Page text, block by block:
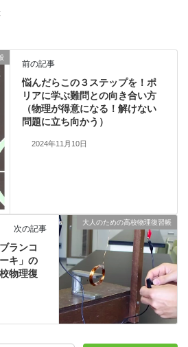
前の記事
悩んだらこの３ステップを！ポ
リアに学ぶ難問との向き合い方
（物理が得意になる！解けない
問題に立ち向かう）
2024年11月10日
大人のための高校物理復習帳
次の記事
ランコ
キ」の
物理復